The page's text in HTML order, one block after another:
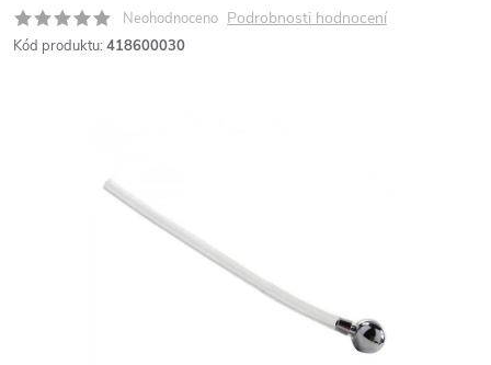
Neohodnoceno Podrobnosti hodnocení
Kód produktu: 418600030